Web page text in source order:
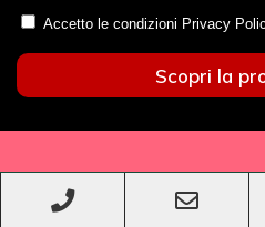
Accetto le condizioni Privacy
Scopri la